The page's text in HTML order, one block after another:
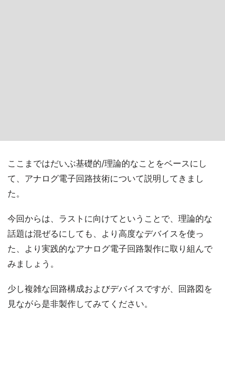
ここまではだいぶ基礎的/理論的なことをベースにし
て、アナログ電子回路技術について説明してきまし
た。
今回からは、ラストに向けてということで、理論的な
話題は混ぜるにしても、より高度なデバイスを使っ
た、より実践的なアナログ電子回路製作に取り組んで
みましょう。
少し複雑な回路構成およびデバイスですが、回路図を
見ながら是非製作してみてください。